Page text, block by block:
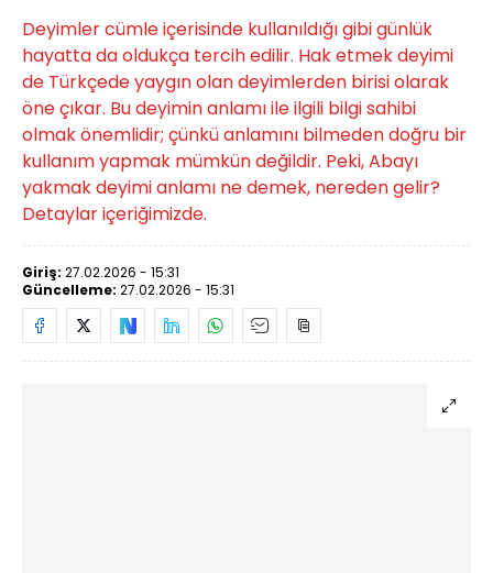
Deyimler cümle içerisinde kullanıldığı gibi günlük
hayatta da oldukça tercih edilir. Hak etmek deyimi
de Türkçede yaygın olan deyimlerden birisi olarak
öne çıkar. Bu deyimin anlamı ile ilgili bilgi sahibi
olmak önemlidir; çünkü anlamını bilmeden doğru bir
kullanım yapmak mümkün değildir. Peki, Abayı
yakmak deyimi anlamı ne demek, nereden gelir?
Detaylar içeriğimizde.
Giriş: 27.02.2026 - 15:31
Güncelleme: 27.02.2026 - 15:31